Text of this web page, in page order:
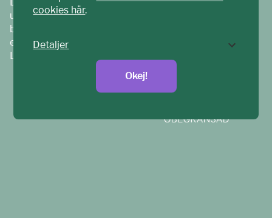
unga. Vi är en del av ECPAT Sverige – en
barnrättsorganisation som arbetar mot sexuell
exploatering av barn.
Läs mer på
cookies här.
Detaljer
Okej!